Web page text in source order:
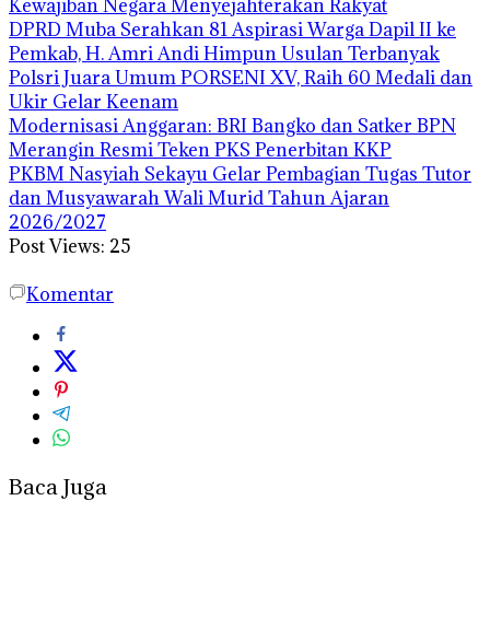
Kewajiban Negara Menyejahterakan Rakyat
DPRD Muba Serahkan 81 Aspirasi Warga Dapil II ke
Pemkab, H. Amri Andi Himpun Usulan Terbanyak
Polsri Juara Umum PORSENI XV, Raih 60 Medali dan
Ukir Gelar Keenam
Modernisasi Anggaran: BRI Bangko dan Satker BPN
Merangin Resmi Teken PKS Penerbitan KKP
PKBM Nasyiah Sekayu Gelar Pembagian Tugas Tutor
dan Musyawarah Wali Murid Tahun Ajaran
2026/2027
Post Views: 25
Komentar
Baca Juga